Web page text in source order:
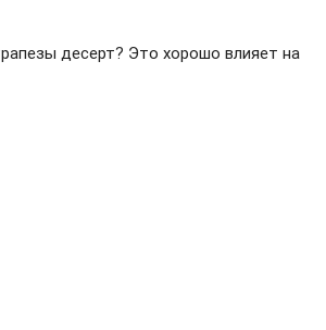
десерт? Это хорошо влияет на